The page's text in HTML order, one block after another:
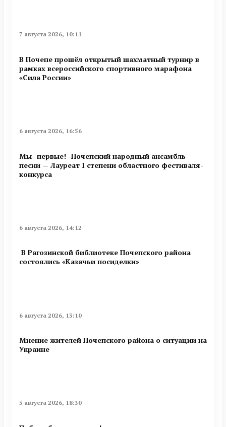
7 августа 2026, 10:11
В Почепе прошёл открытый шахматный турнир в
рамках всероссийского спортивного марафона
«Сила России»
6 августа 2026, 16:56
Мы- первые! -Почепский народный ансамбль
песни — Лауреат I степени областного фестиваля-
конкурса
6 августа 2026, 14:12
В Рагозинской библиотеке Почепского района
состоялись «Казачьи посиделки»
6 августа 2026, 13:10
Мнение жителей Почепского района о ситуации на
Украине
5 августа 2026, 18:30